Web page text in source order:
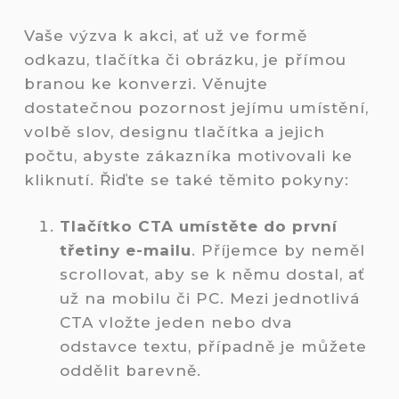
Vaše výzva k akci, ať už ve formě
odkazu, tlačítka či obrázku, je přímou
branou ke konverzi. Věnujte
dostatečnou pozornost jejímu umístění,
volbě slov, designu tlačítka a jejich
počtu, abyste zákazníka motivovali ke
kliknutí. Řiďte se také těmito pokyny:
Tlačítko CTA umístěte do první
třetiny e-mailu. Příjemce by neměl
scrollovat, aby se k němu dostal, ať
už na mobilu či PC. Mezi jednotlivá
CTA vložte jeden nebo dva
odstavce textu, případně je můžete
oddělit barevně.